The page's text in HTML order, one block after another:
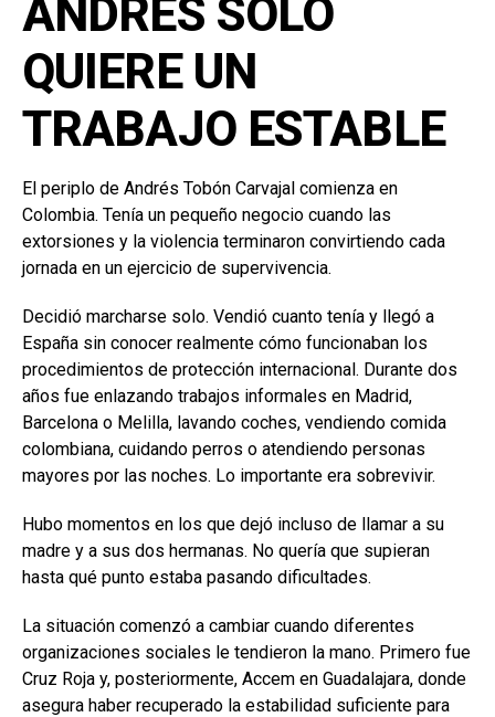
ANDRÉS SOLO
QUIERE UN
TRABAJO ESTABLE
El periplo de Andrés Tobón Carvajal comienza en
Colombia. Tenía un pequeño negocio cuando las
extorsiones y la violencia terminaron convirtiendo cada
jornada en un ejercicio de supervivencia.
Decidió marcharse solo. Vendió cuanto tenía y llegó a
España sin conocer realmente cómo funcionaban los
procedimientos de protección internacional. Durante dos
años fue enlazando trabajos informales en Madrid,
Barcelona o Melilla, lavando coches, vendiendo comida
colombiana, cuidando perros o atendiendo personas
mayores por las noches. Lo importante era sobrevivir.
Hubo momentos en los que dejó incluso de llamar a su
madre y a sus dos hermanas. No quería que supieran
hasta qué punto estaba pasando dificultades.
La situación comenzó a cambiar cuando diferentes
organizaciones sociales le tendieron la mano. Primero fue
Cruz Roja y, posteriormente, Accem en Guadalajara, donde
asegura haber recuperado la estabilidad suficiente para